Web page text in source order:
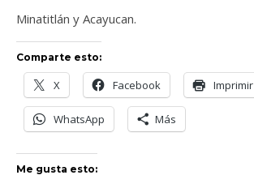
Minatitlán y Acayucan.
Comparte esto:
X Facebook Imprimir
WhatsApp Más
Me gusta esto: